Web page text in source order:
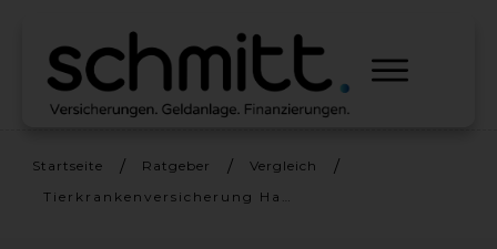
Startseite / Ratgeber / Vergleich /
Tierkrankenversicherung HanseMerkur und Barmenia/Adcuri